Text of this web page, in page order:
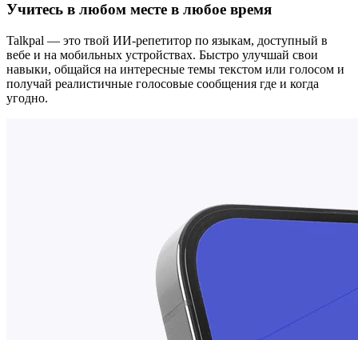
Учитесь в любом месте в любое время
Talkpal — это твой ИИ-репетитор по языкам, доступный в
вебе и на мобильных устройствах. Быстро улучшай свои
навыки, общайся на интересные темы текстом или голосом и
получай реалистичные голосовые сообщения где и когда
угодно.